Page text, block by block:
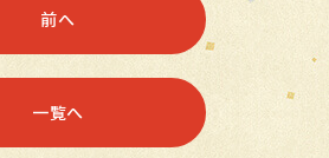
前へ
一覧へ